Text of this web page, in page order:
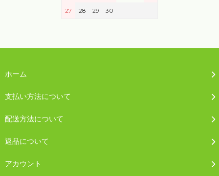
27 28 29 30
ホーム
支払い方法について
配送方法について
返品について
アカウント